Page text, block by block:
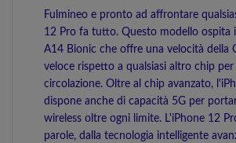
Fulmineo e pronto ad affrontare
12 Pro fa tutto. Questo modello ospita
A14 Bionic che offre una velocità della
veloce rispetto a qualsiasi altro chip
circolazione. Oltre al chip avanzato,
dispone anche di capacità 5G per
wireless oltre ogni limite. L'iPhone 12
parole, dalla tecnologia intelligente